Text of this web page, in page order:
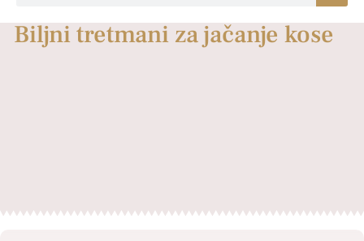
Biljni tretmani za jačanje kose